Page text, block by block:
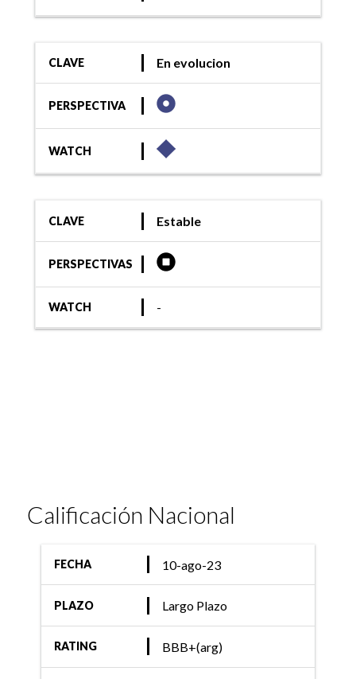
CLAVE En evolucion
PERSPECTIVA
WATCH
CLAVE Estable
PERSPECTIVAS
WATCH -
Calificación Nacional
FECHA 10-ago-23
PLAZO Largo Plazo
RATING BBB+(arg)